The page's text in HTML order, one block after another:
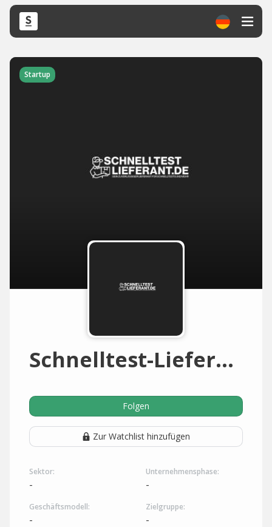
Startup
Schnelltest-Lieferant.de
Folgen
Zur Watchlist hinzufügen
Sektor:
-
Unternehmensphase:
-
Geschäftsmodell:
-
Zielgruppe:
-